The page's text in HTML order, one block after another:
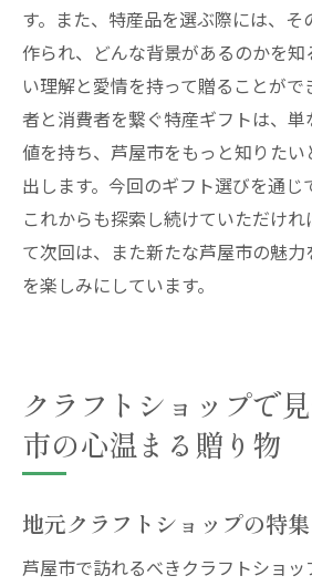
す。また、特産品を選ぶ際には、そ
作られ、どんな背景があるのかを
い理解と愛情を持って贈ることがで
者と消費者を繋ぐ特産ギフトは、
値を持ち、芦屋市をもっと知りた
出します。今回のギフト選びを通じ
これからも探索し続けていただけれ
て次回は、また新たな芦屋市の魅力
を楽しみにしています。
クラフトショップで
市の心温まる贈り物
地元クラフトショップの特集
芦屋市で訪れるべきクラフトショ